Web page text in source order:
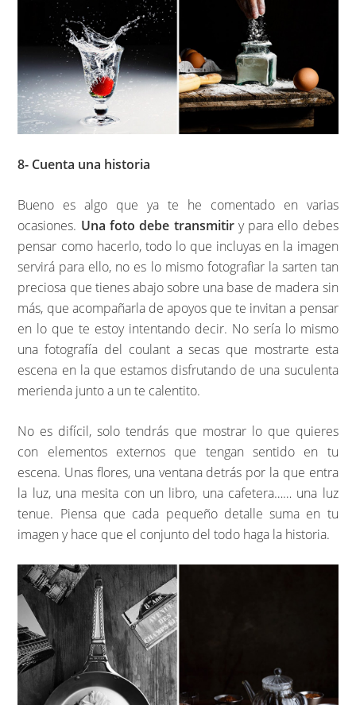
8- Cuenta una historia
Bueno es algo que ya te he comentado en varias
ocasiones. Una foto debe transmitiry para ello debes
pensar como hacerlo, todo lo que incluyas en la imagen
servirá para ello, no es lo mismo fotografiar la sarten tan
preciosa que tienes abajo sobre una base de madera sin
más, que acompañarla de apoyos que te invitan a pensar
en lo que te estoy intentando decir. No sería lo mismo
una fotografía del coulant a secas que mostrarte esta
escena en la que estamos disfrutando de una suculenta
merienda junto a un te calentito.
No es difícil, solo tendrás que mostrar lo que quieres
con elementos externos que tengan sentido en tu
escena. Unas flores, una ventana detrás por la que entra
la luz, una mesita con un libro, una cafetera…… una luz
tenue. Piensa que cada pequeño detalle suma en tu
imagen y hace que el conjunto del todo haga la historia.